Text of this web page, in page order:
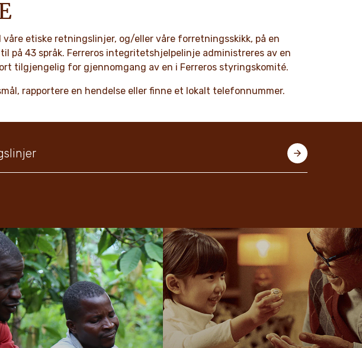
etiske retningslinjer, og/eller våre forretningsskikk, på en
på 43 språk. Ferreros integritetshjelpelinje administreres av en
tilgjengelig for gjennomgang av en i Ferreros styringskomité.
rapportere en hendelse eller finne et lokalt telefonnummer.